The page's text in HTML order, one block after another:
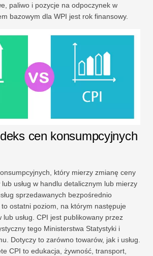
paliwo i pozycje na odpoczynek w
bazowym dla WPI jest rok finansowy.
cen konsumpcyjnych
który mierzy zmianę ceny
usług w handlu detalicznym lub mierzy
sprzedawanych bezpośrednio
ostatni poziom, na którym następuje
usług. CPI jest publikowany przez
tego Ministerstwa Statystyki i
Dotyczy to zarówno towarów, jak i usług.
CPI to edukacja, żywność, transport,